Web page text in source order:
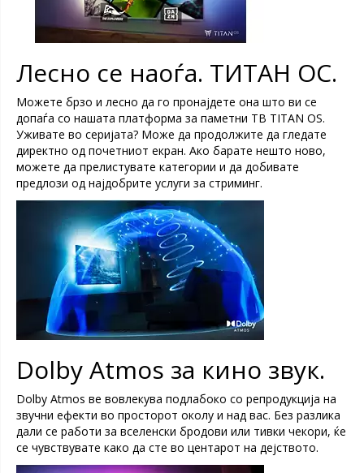
Лесно се наоѓа. ТИТАН ОС.
Можете брзо и лесно да го пронајдете она што ви се
допаѓа со нашата платформа за паметни ТВ TITAN OS.
Уживате во серијата? Може да продолжите да гледате
директно од почетниот екран. Ако барате нешто ново,
можете да прелистувате категории и да добивате
предлози од најдобрите услуги за стриминг.
Dolby Atmos за кино звук.
Dolby Atmos ве вовлекува подлабоко со репродукција на
звучни ефекти во просторот околу и над вас. Без разлика
дали се работи за вселенски бродови или тивки чекори, ќе
се чувствувате како да сте во центарот на дејството.